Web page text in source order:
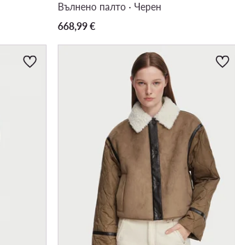
Вълнено палто · Черен
668,99€